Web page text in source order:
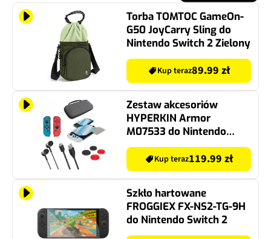
Torba TOMTOC GameOn-
G50 JoyCarry Sling do
Nintendo Switch 2 Zielony
Kup teraz89.99 zł
Zestaw akcesoriów
HYPERKIN Armor
M07533 do Nintendo
Switch
Kup teraz119.99 zł
Szkło hartowane
FROGGIEX FX-NS2-TG-9H
do Nintendo Switch 2